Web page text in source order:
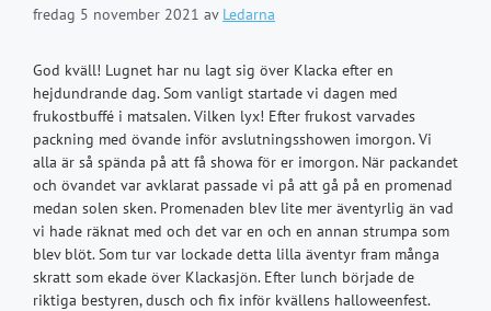
fredag 5 november 2021 av Ledarna
God kväll! Lugnet har nu lagt sig över Klacka efter en
hejdundrande dag. Som vanligt startade vi dagen med
frukostbuffé i matsalen. Vilken lyx! Efter frukost varvades
packning med övande inför avslutningsshowen imorgon. Vi
alla är så spända på att få showa för er imorgon. När packandet
och övandet var avklarat passade vi på att gå på en promenad
medan solen sken. Promenaden blev lite mer äventyrlig än vad
vi hade räknat med och det var en och en annan strumpa som
blev blöt. Som tur var lockade detta lilla äventyr fram många
skratt som ekade över Klackasjön. Efter lunch började de
riktiga bestyren, dusch och fix inför kvällens halloweenfest.